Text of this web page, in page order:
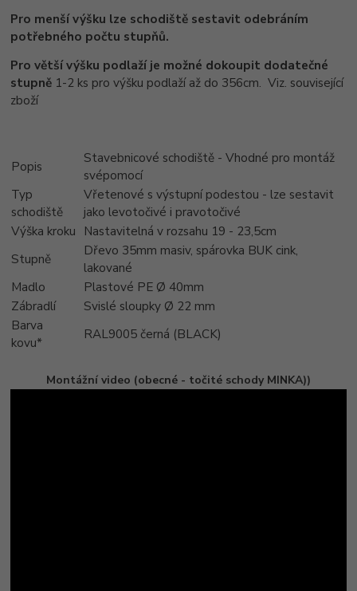
Pro menší výšku lze schodiště sestavit odebráním
potřebného počtu stupňů.
Pro větší výšku podlaží je možné dokoupit dodatečné
stupně 1-2 ks pro výšku podlaží až do 356cm. Viz. související
zboží
Popis
Stavebnicové schodiště - Vhodné pro montáž
svépomocí
Typ
schodiště
Vřetenové s výstupní podestou - lze sestavit
jako levotočivé i pravotočivé
Výška kroku
Nastavitelná v rozsahu 19 - 23,5cm
Stupně
Dřevo 35mm masiv, spárovka BUK cink,
lakované
Madlo
Plastové PE Ø 40mm
Zábradlí
Svislé sloupky Ø 22 mm
Barva
kovu*
RAL9005 černá (BLACK)
Montážní video (obecné - točité schody MINKA))